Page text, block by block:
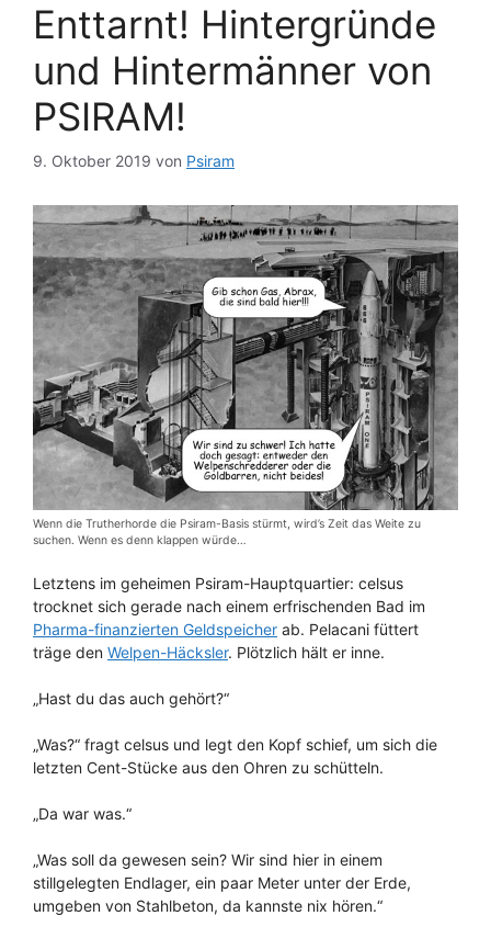
Enttarnt! Hintergründe
und Hintermänner von
PSIRAM!
9. Oktober 2019 von Psiram
Wenn die Trutherhorde die Psiram-Basis stürmt, wird’s Zeit das Weite zu
suchen. Wenn es denn klappen würde…
Letztens im geheimen Psiram-Hauptquartier: celsus
trocknet sich gerade nach einem erfrischenden Bad im
Pharma-finanzierten Geldspeicher ab. Pelacani füttert
träge den Welpen-Häcksler. Plötzlich hält er inne.
„Hast du das auch gehört?“
„Was?“ fragt celsus und legt den Kopf schief, um sich die
letzten Cent-Stücke aus den Ohren zu schütteln.
„Da war was.“
„Was soll da gewesen sein? Wir sind hier in einem
stillgelegten Endlager, ein paar Meter unter der Erde,
umgeben von Stahlbeton, da kannste nix hören.“